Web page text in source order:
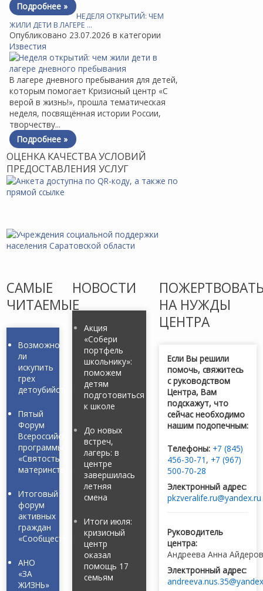
Подробнее »
НЕДЕЛЯ ОТКРЫТИЙ: ЧЕМ
ЖИЛИ ДЕТИ В ЛАГЕРЕ …
Опубликовано 23.07.2026 в категории
Известия
В лагере дневного пребывания для детей,
которым помогает Кризисный центр «С
верой в жизнь!», прошла тематическая
неделя, посвящённая истории России,
творчеству...
Подробнее »
ОЦЕНКА КАЧЕСТВА УСЛОВИЙ
ПРЕДОСТАВЛЕНИЯ УСЛУГ
САМЫЕ
ЧИТАЕМЫЕ
Возможно
ли
искупить
грех
детоубийства?
Пятый
Форум
Всероссийской
программы
«Святость
материнства»
Итоговый
форум
активных
граждан
«Сообщество»
АНО
«ЗА
ЖИЗНЬ»
НОВОСТИ
Акция
«Собери
портфель
школьнику»:
поможем
детям
подготовиться
к школе
До новых
встреч,
лагерь: в
центре
завершилась
летняя
смена
Итоги июля:
кризисный
центр
оказал
помощь 17
семьям
НА НУЖДЫ
ЦЕНТРА
Если Вы решили
помочь, свяжитесь
с руководством
Центра, Вам
подскажут, что
сейчас необходимо
нашим подопечным:
Телефоны: +7 (845)
456-30-71 , +7 (967)
500-70-28
Электронный адрес:
pkzveralife.ru@yandex.ru
Руководитель
центра:
Андреева Анна
Электронный адрес: